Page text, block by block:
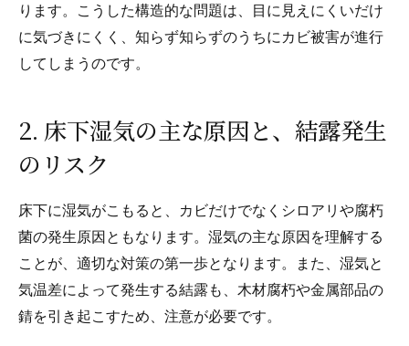
ります。こうした構造的な問題は、目に見えにくいだけ
に気づきにくく、知らず知らずのうちにカビ被害が進行
してしまうのです。
2. 床下湿気の主な原因と、結露発生
のリスク
床下に湿気がこもると、カビだけでなくシロアリや腐朽
菌の発生原因ともなります。湿気の主な原因を理解する
ことが、適切な対策の第一歩となります。また、湿気と
気温差によって発生する結露も、木材腐朽や金属部品の
錆を引き起こすため、注意が必要です。